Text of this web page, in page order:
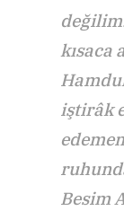
kısaca
iştirâk
Besim